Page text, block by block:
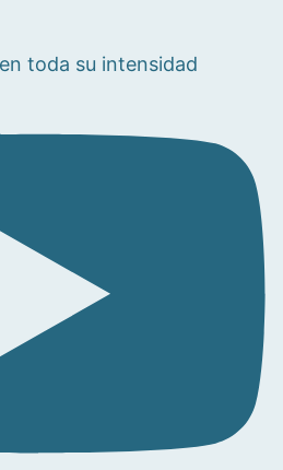
toda su intensidad